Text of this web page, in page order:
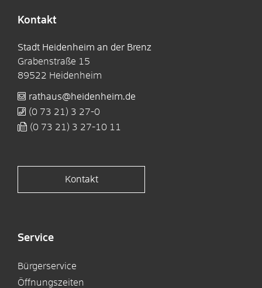
Kontakt
Stadt Heidenheim an der Brenz
Grabenstraße 15
89522 Heidenheim
rathaus@heidenheim.de
(0 73 21) 3 27-0
(0 73 21) 3 27-10 11
Kontakt
Service
Bürgerservice
Öffnungszeiten